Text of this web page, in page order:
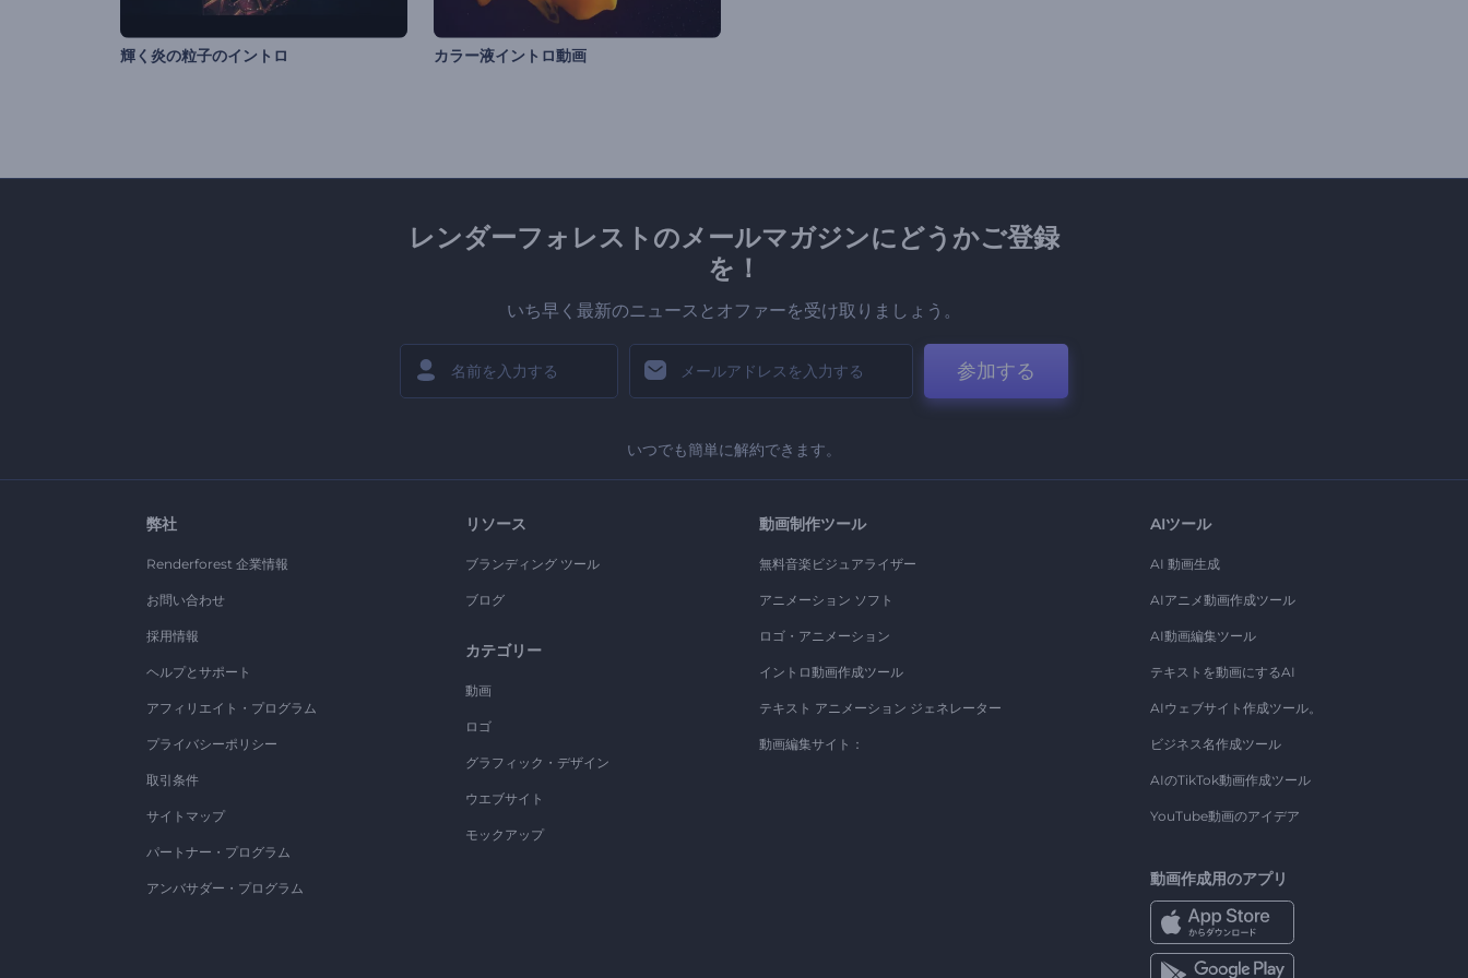
輝く炎の粒子のイントロ カラー液イントロ動画
レンダーフォレストのメールマガジンにどうかご登録
を！
いち早く最新のニュースとオファーを受け取りましょう。
参加する
いつでも簡単に解約できます。
弊社
Renderforest 企業情報
お問い合わせ
採用情報
ヘルプとサポート
アフィリエイト・プログラム
プライバシーポリシー
取引条件
サイトマップ
パートナー・プログラム
アンバサダー・プログラム
リソース
ブランディング ツール
ブログ
カテゴリー
動画
ロゴ
グラフィック・デザイン
ウエブサイト
モックアップ
動画制作ツール
無料音楽ビジュアライザー
アニメーション ソフト
ロゴ・アニメーション
イントロ動画作成ツール
テキスト アニメーション ジェネレーター
動画編集サイト：
AIツール
AI 動画生成
AIアニメ動画作成ツール
AI動画編集ツール
テキストを動画にするAI
AIウェブサイト作成ツール。
ビジネス名作成ツール
AIのTikTok動画作成ツール
YouTube動画のアイデア
動画作成用のアプリ